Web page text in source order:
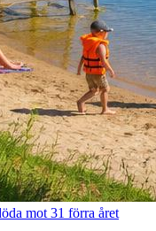
mot 31 förra året